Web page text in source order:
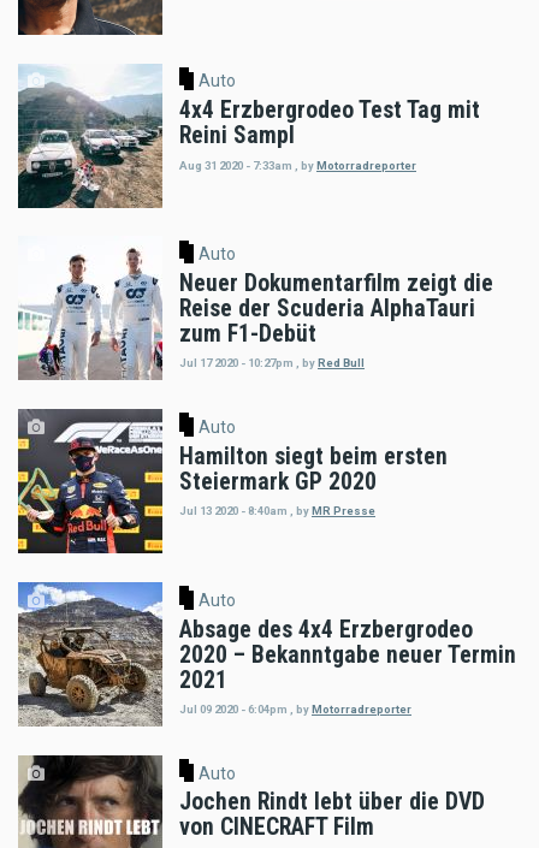
Auto
4x4 Erzbergrodeo Test Tag mit
Reini Sampl
Aug 31 2020 - 7:33am byMotorradreporter
Auto
Neuer Dokumentarfilm zeigt die
Reise der Scuderia AlphaTauri
zum F1-Debüt
Jul 17 2020 - 10:27pm , byRed Bull
Auto
Hamilton siegt beim ersten
Steiermark GP 2020
Jul 13 2020 - 8:40am byMR Presse
Auto
Absage des 4x4 Erzbergrodeo
2020 – Bekanntgabe neuer Termin
2021
Jul 09 2020 - 6:04pm byMotorradreporter
Auto
Jochen Rindt lebt über die DVD
von CINECRAFT Film